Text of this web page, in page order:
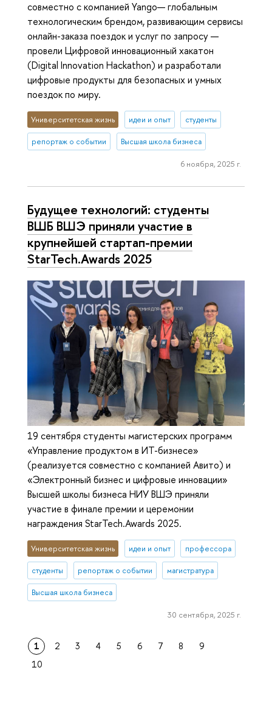
совместно с компанией Yango— глобальным
технологическим брендом, развивающим сервисы
онлайн-заказа поездок и услуг по запросу —
провели Цифровой инновационный хакатон
(Digital Innovation Hackathon) и разработали
цифровые продукты для безопасных и умных
поездок по миру.
Университетская жизнь идеи и опыт студенты
репортаж о событии Высшая школа бизнеса
6 ноября, 2025 г.
Будущее технологий: студенты
ВШБ ВШЭ приняли участие в
крупнейшей стартап-премии
StarTech.Awards 2025
19 сентября студенты магистерских программ
«Управление продуктом в ИТ-бизнесе»
(реализуется совместно с компанией Авито) и
«Электронный бизнес и цифровые инновации»
Высшей школы бизнеса НИУ ВШЭ приняли
участие в финале премии и церемонии
награждения StarTech.Awards 2025.
Университетская жизнь идеи и опыт профессора
студенты репортаж о событии магистратура
Высшая школа бизнеса
30 сентября, 2025 г.
1 2 3 4 5 6 7 8
9
10